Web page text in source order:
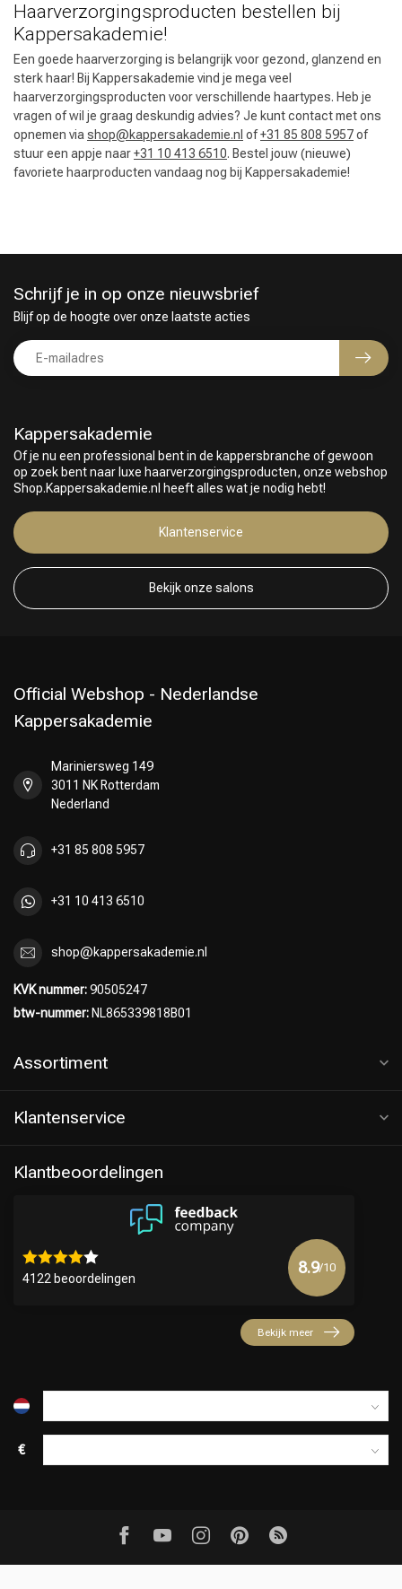
Haarverzorgingsproducten bestellen bij
Kappersakademie!
Een goede haarverzorging is belangrijk voor gezond, glanzend en
sterk haar! Bij Kappersakademie vind je mega veel
haarverzorgingsproducten voor verschillende haartypes. Heb je
vragen of wil je graag deskundig advies? Je kunt contact met ons
opnemen via shop@kappersakademie.nl of+31 85 808 5957of
stuur een appje naar+31 10 413 6510. Bestel jouw (nieuwe)
favoriete haarproducten vandaag nog bij Kappersakademie!
Kappersakademie
Of je nu een professional bent in de kappersbranche of gewoon
op zoek bent naar luxe haarverzorgingsproducten, onze webshop
Shop.Kappersakademie.nl heeft alles wat je nodig hebt!
Klantenservice
Bekijk onze salons
Schrijf je in op onze nieuwsbrief
Blijf op de hoogte over onze laatste acties
Official Webshop - Nederlandse
Kappersakademie
Mariniersweg 149
3011 NK Rotterdam
Nederland
+31 85 808 5957
+31 10 413 6510
shop@kappersakademie.nl
KVK nummer:90505247
btw-nummer: NL865339818B01
Assortiment
Klantenservice
Klantbeoordelingen
4122 beoordelingen
8.9/10
Bekijk meer
€